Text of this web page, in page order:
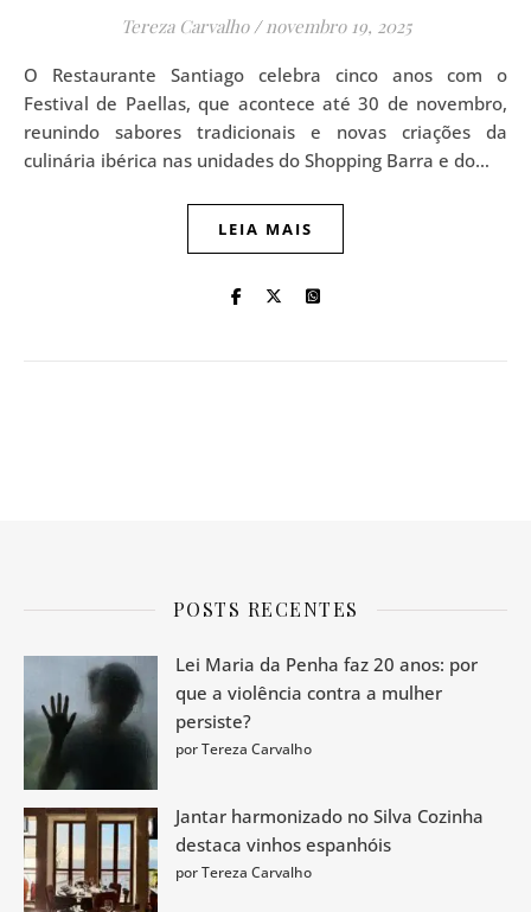
Tereza Carvalho / novembro 19, 2025
O Restaurante Santiago celebra cinco anos com o
Festival de Paellas, que acontece até 30 de novembro,
reunindo sabores tradicionais e novas criações da
culinária ibérica nas unidades do Shopping Barra e do…
LEIA MAIS
POSTS RECENTES
Lei Maria da Penha faz 20 anos: por
que a violência contra a mulher
persiste?
por Tereza Carvalho
Jantar harmonizado no Silva Cozinha
destaca vinhos espanhóis
por Tereza Carvalho